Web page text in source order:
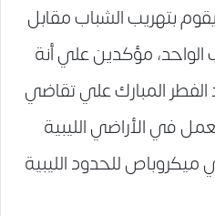
بتهريب الشباب مقابل
الواحد، مؤكدين علي أنة
المبارك علي تقاضي
في الأراضي الليبية
للحدود الليبية